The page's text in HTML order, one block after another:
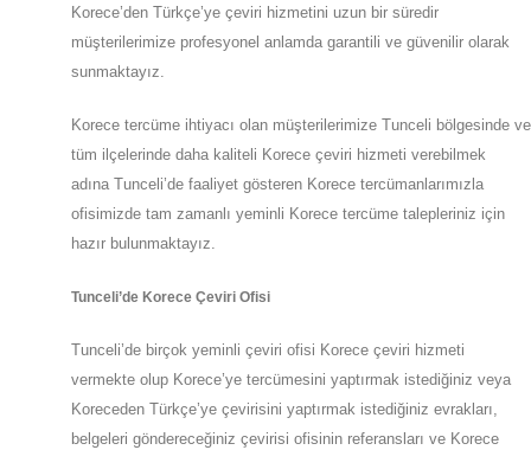
Korece’den Türkçe’ye çeviri hizmetini uzun bir süredir
müşterilerimize profesyonel anlamda garantili ve güvenilir olarak
sunmaktayız.
Korece tercüme ihtiyacı olan müşterilerimize Tunceli bölgesinde ve
tüm ilçelerinde daha kaliteli Korece çeviri hizmeti verebilmek
adına Tunceli’de faaliyet gösteren Korece tercümanlarımızla
ofisimizde tam zamanlı yeminli Korece tercüme talepleriniz için
hazır bulunmaktayız.
Tunceli’de Korece Çeviri Ofisi
Tunceli’de birçok yeminli çeviri ofisi Korece çeviri hizmeti
vermekte olup Korece’ye tercümesini yaptırmak istediğiniz veya
Koreceden Türkçe’ye çevirisini yaptırmak istediğiniz evrakları,
belgeleri göndereceğiniz çevirisi ofisinin referansları ve Korece